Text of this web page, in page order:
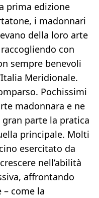
prima edizione
i madonnari
della loro arte
con
sempre benevoli
Meridionale.
Pochissimi
madonnara e ne
parte la pratica
principale. Molti
esercitato da
nell’abilità
affrontando
– come la